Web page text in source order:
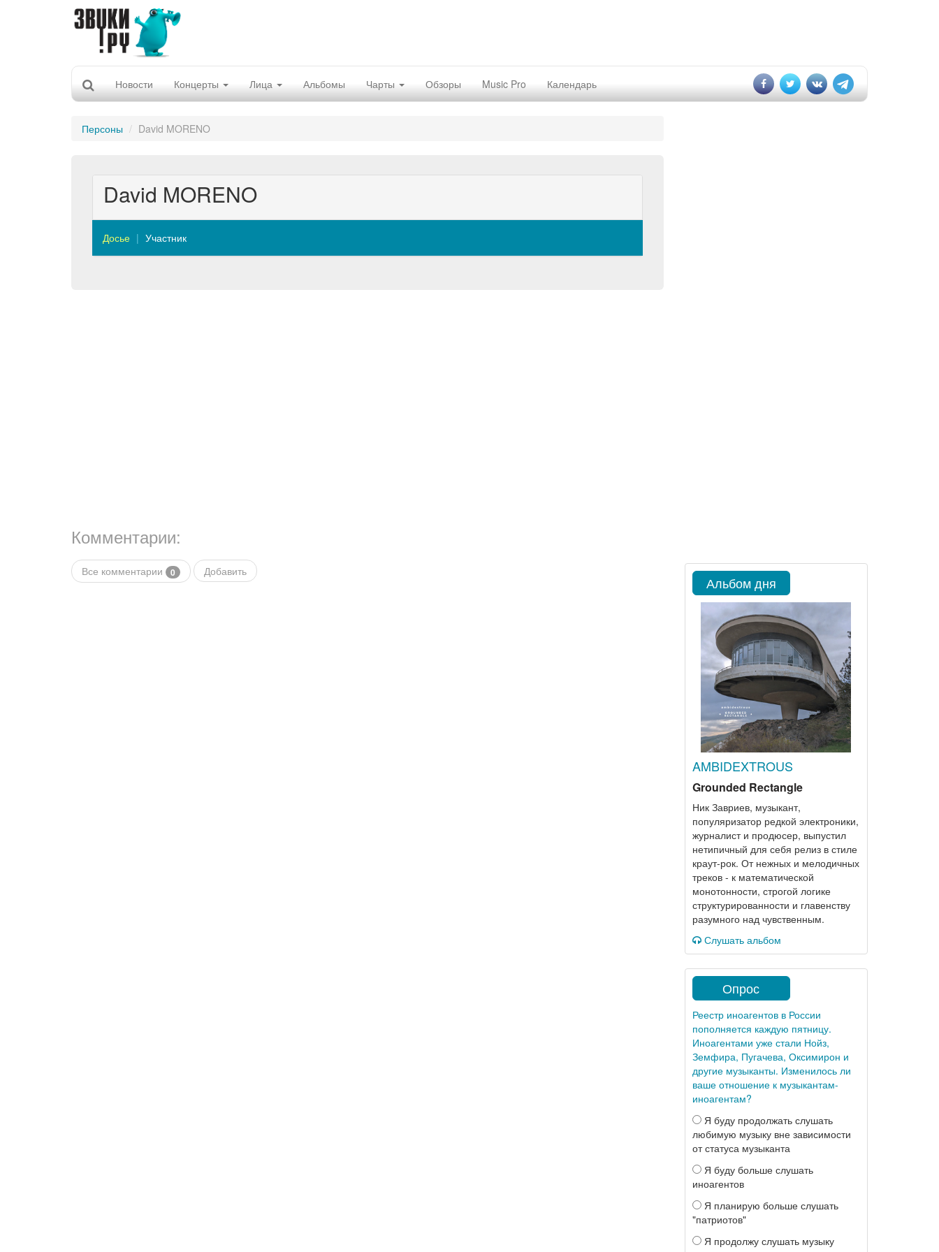
Новости Концерты Лица Альбомы Чарты Обзоры Music Pro Календарь
Персоны David MORENO
David MORENO
Досье Участник
Комментарии:
Все комментарии 0 Добавить
Альбом дня
AMBIDEXTROUS
Grounded Rectangle
Ник Завриев, музыкант,
популяризатор редкой электроники,
журналист и продюсер, выпустил
нетипичный для себя релиз в стиле
краут-рок. От нежных и мелодичных
треков - к математической
монотонности, строгой логике
структурированности и главенству
разумного над чувственным.
Слушать альбом
Опрос
Реестр иноагентов в России
пополняется каждую пятницу.
Иноагентами уже стали Нойз,
Земфира, Пугачева, Оксимирон и
другие музыканты. Изменилось ли
ваше отношение к музыкантам-
иноагентам?
Я буду продолжать слушать
любимую музыку вне зависимости
от статуса музыканта
Я буду больше слушать
иноагентов
Я планирую больше слушать
"патриотов"
Я продолжу слушать музыку